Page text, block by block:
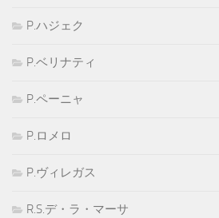
P.ハジェク
P.ベリナティ
P.ペーニャ
P.ロメロ
P.ヴィレガス
R.S.デ・ラ・マーサ